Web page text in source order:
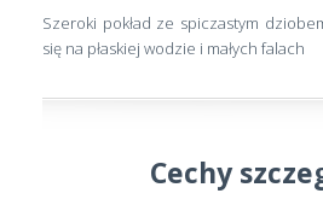
Szeroki pokład ze spiczastym
się na płaskiej wodzie i małych falach
Cechy